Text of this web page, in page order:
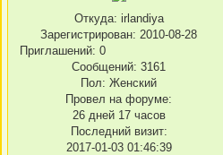
Откуда: irlandiya
Зарегистрирован: 2010-08-28
Приглашений: 0
Сообщений: 3161
Пол: Женский
Провел на форуме:
26 дней 17 часов
Последний визит:
2017-01-03 01:46:39